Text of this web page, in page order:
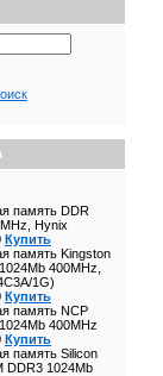
память DDR
Hynix
Купить
память Kingston
400MHz,
1G)
Купить
память NCP
400MHz
Купить
память Silicon
DDR3 1024Mb